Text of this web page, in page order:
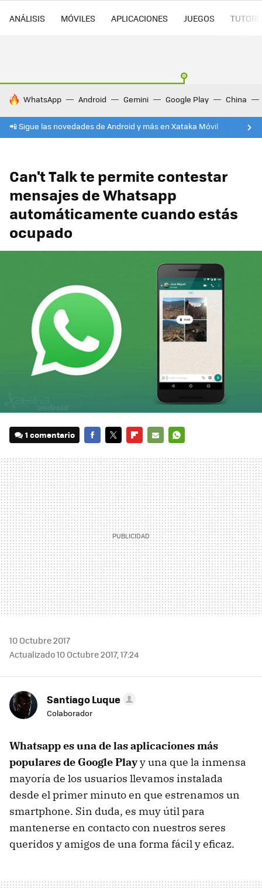
ANÁLISIS MÓVILES APLICACIONES JUEGOS
HOY SE HABLA DE
WhatsApp Android Gemini Google Play China
📲 Sigue las novedades de Android y más en Xataka Móvil
Can't Talk te permite contestar
mensajes de Whatsapp
automáticamente cuando estás
ocupado
1 comentario
MAIL
10 Octubre 2017
Actualizado 10 Octubre 2017, 17:24
Santiago Luque
Colaborador
Whatsapp es una de las aplicaciones más
populares de Google Playy una que la inmensa
mayoría de los usuarios llevamos instalada
desde el primer minuto en que estrenamos un
smartphone. Sin duda, es muy útil para
mantenerse en contacto con nuestros seres
queridos y amigos de una forma fácil y eficaz.